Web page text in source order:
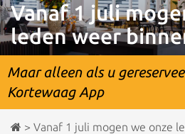
Vanaf 1 juli
leden weer
Maar alleen als u
Kortewaag App
> Vanaf 1 juli mogen we onze